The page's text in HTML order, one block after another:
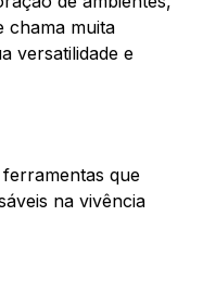
chama muita
versatilidade e
que
na vivência